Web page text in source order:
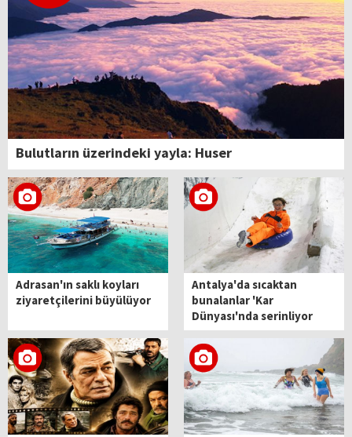
Bulutların üzerindeki yayla: Huser
Adrasan'ın saklı koyları
ziyaretçilerini büyülüyor
Antalya'da sıcaktan
bunalanlar 'Kar
Dünyası'nda serinliyor